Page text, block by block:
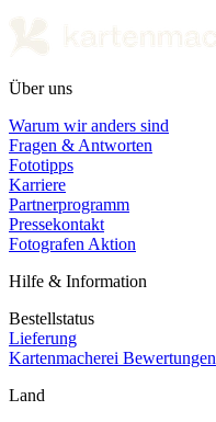
Über uns
Warum wir anders sind
Fragen & Antworten
Fototipps
Karriere
Partnerprogramm
Pressekontakt
Fotografen Aktion
Hilfe & Information
Bestellstatus
Lieferung
Kartenmacherei Bewertungen
Land